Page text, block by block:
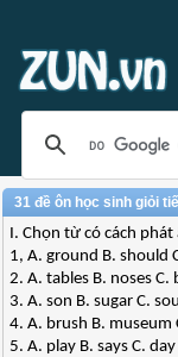
31 đề ôn học sinh giỏi
I. Chọn từ có cách
1, A. ground B. should
2. A. tables B. noses C.
3. A. son B. sugar C.
4. A. brush B. museum
5. A. play B. says C.